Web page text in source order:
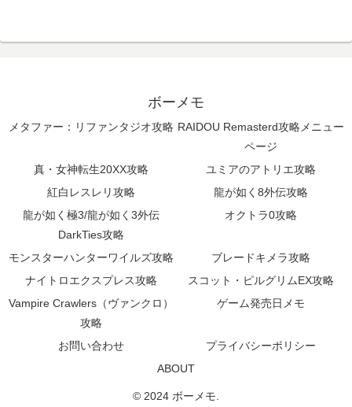
ボーメモ
メタファー：リファンタジオ攻略 RAIDOU Remasterd攻略メニュー
ページ
真・女神転生20XX攻略
ユミアのアトリエ攻略
紅白レスレリ攻略
龍が如く8外伝攻略
龍が如く極3/龍が如く3外伝
DarkTies攻略
オクトラ0攻略
モンスターハンターワイルズ攻略
ブレードキメラ攻略
ナイトロエクスプレス攻略
スコット・ピルグリムEX攻略
Vampire Crawlers（ヴァンクロ）
攻略
ゲーム発売日メモ
お問い合わせ
プライバシーポリシー
ABOUT
© 2024 ボーメモ.